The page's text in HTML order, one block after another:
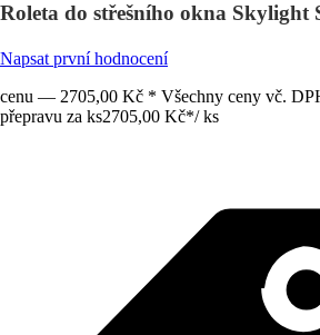
Roleta do střešního okna Skylight
Napsat první hodnocení
cenu — 2705,00 Kč * Všechny ceny vč.
přepravu za ks2705,00 Kč*/ ks